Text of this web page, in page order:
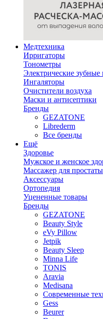
Медтехника
Ирригаторы
Тонометры
Электрические зубные
Ингаляторы
Очистители воздуха
Маски и антисептики
Бренды
GEZATONE
Librederm
Все бренды
Ещё
Здоровье
Мужское и женское
Массажер для простаты
Аксессуары
Ортопедия
Уцененные товары
Бренды
GEZATONE
Beauty Style
eVy Pillow
Jetpik
Beauty Sleep
Minna Life
TONIS
Aravia
Medisana
Современные
Gess
Beurer